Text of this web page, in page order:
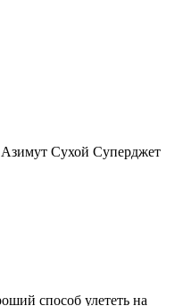
Азимут Сухой Суперджет
способ улететь на